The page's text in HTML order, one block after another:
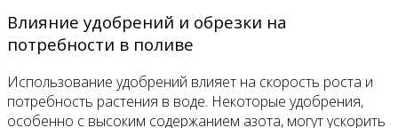
Влияние удобрений и обрезки на
потребности в поливе
Использование удобрений влияет на скорость роста и
потребность растения в воде. Некоторые удобрения,
особенно с высоким содержанием азота, могут ускорить